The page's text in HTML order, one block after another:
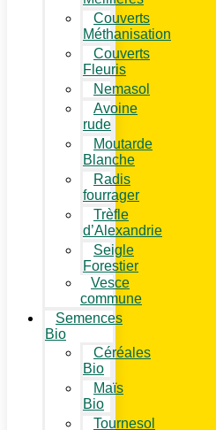
Couverts
Méthanisation
Couverts
Fleuris
Nemasol
Avoine
rude
Moutarde
Blanche
Radis
fourrager
Trèfle
d’Alexandrie
Seigle
Forestier
Vesce
commune
Semences
Bio
Céréales
Bio
Maïs
Bio
Tournesol